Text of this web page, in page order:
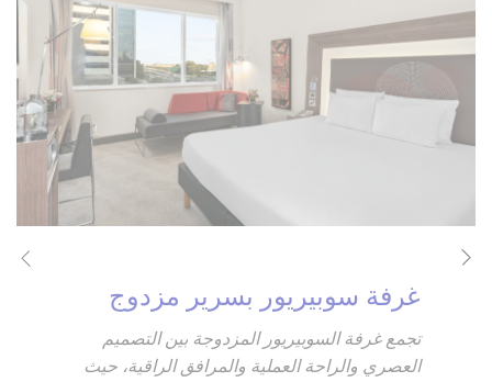
غرفة سوبيريور مع سريرين
مفردين
تجمع غرفة السوبيريور بسريرين مفردين بين